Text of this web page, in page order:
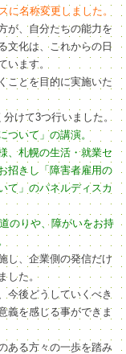
に名称変更しました。
が、自分たちの能力を
文化は、これからの日
います。
ことを目的に実施いた
けて3つ行いました。
ついて」の講演。
、札幌の生活・就業セ
招きし「障害者雇用の
て」のパネルディスカ
のりや、障がいをお持
し、企業側の発信だけ
した。
今後どうしていくべき
義を感じる事ができま
ある方々の一歩を踏み